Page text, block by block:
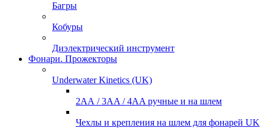
Багры
Кобуры
Диэлектрический инструмент
Фонари. Прожекторы
Underwater Kinetics (UK)
2АА / 3AA / 4AA ручные и на шлем
Чехлы и крепления на шлем для фонарей UK